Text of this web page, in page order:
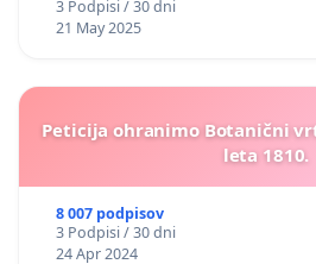
3 Podpisi / 30 dni
21 May 2025
Peticija ohranimo Botanični
leta 1810.
8 007 podpisov
3 Podpisi / 30 dni
24 Apr 2024